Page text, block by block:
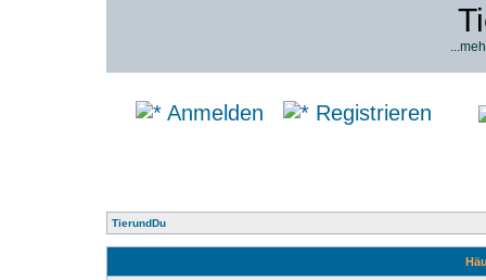
Anmelden Registrieren
TierundDu